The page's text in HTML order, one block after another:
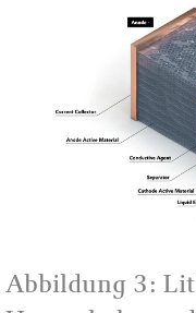
Abbildung 3: